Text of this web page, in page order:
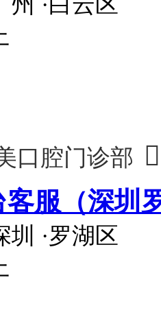
口腔门诊部 
客服（深圳
圳 ·罗湖区